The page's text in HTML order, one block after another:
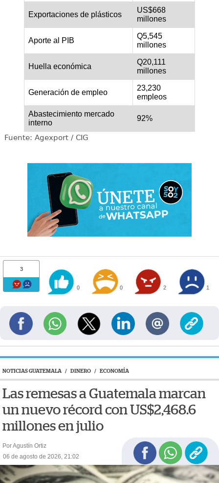
Exportaciones de plásticos
US$668
millones
Aporte al PIB
Q5,545
millones
Huella económica
Q20,111
millones
Generación de empleo
23,230
empleos
Abastecimiento mercado
interno
92%
Fuente: Agexport / CIG
3
0 0 2 1
NOTICIAS GUATEMALA / DINERO / ECONOMÍA
Las remesas a Guatemala marcan
un nuevo récord con US$2,468.6
millones en julio
Por Agustín Ortiz
06 de agosto de 2026, 21:02